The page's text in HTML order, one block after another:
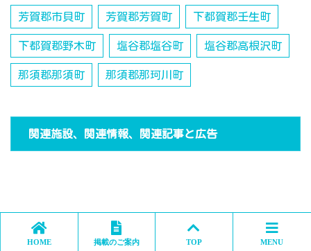
芳賀郡市貝町 芳賀郡芳賀町 下都賀郡壬生町
下都賀郡野木町 塩谷郡塩谷町 塩谷郡高根沢町
那須郡那須町 那須郡那珂川町
関連施設、関連情報、関連記事と広告
HOME 掲載のご案内 TOP MENU